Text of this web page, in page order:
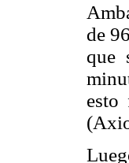
de
que
esto